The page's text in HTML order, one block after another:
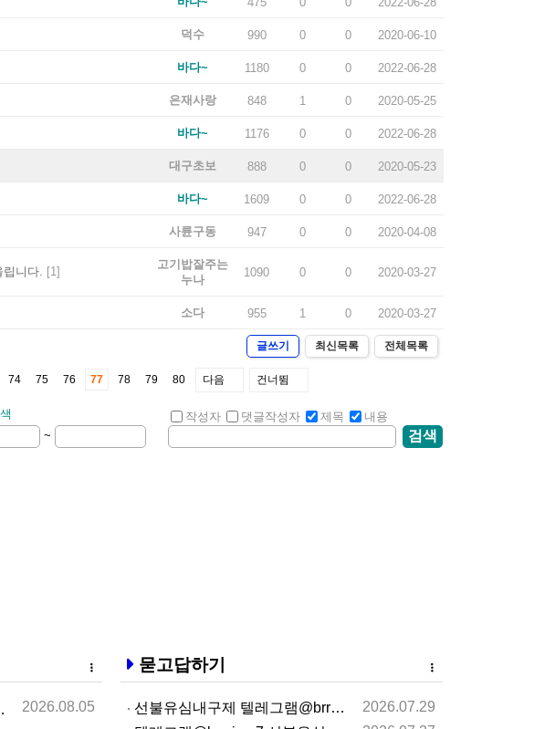
덕수 990 0 0 2020-06-10
바다~ 1180 0 0 2022-06-28
은재사랑 848 1 0 2020-05-25
바다~ 1176 0 0 2022-06-28
대구초보 888 0 0 2020-05-23
바다~ 1609 0 0 2022-06-28
사륜구동 947 0 0 2020-04-08
립니다. [1]
고기밥잘주는
누나
1090 0 0 2020-03-27
소다 955 1 0 2020-03-27
글쓰기 최신목록 전체목록
74 75 76 77 78 79 80 다음 건너뜀
~
작성자 댓글작성자 제목 내용
검색
2026.08.05
묻고답하기
선불유심내구제 텔레그램@brrsim_7 선불유심매입 뽀…
2026.07.29